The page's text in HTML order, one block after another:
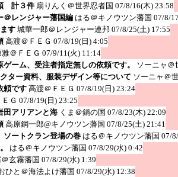
計３件 扇りんく＠世界忍者国 07/8/16(木) 23:58
＠レンジャー藩国編 はる＠キノウツン藩国 07/8/
す 城華一郎＠レンジャー連邦 07/8/25(土) 17:55
高渡＠ＦＥＧ 07/8/19(日) 4:05
雅＠ＦＥＧ 07/9/11(火) 11:14
ーム、受注者指定無しの依頼です。
ソーニャ＠
ター資料、服装デザイン等について ソーニャ＠
頼です 高渡＠ＦＥＧ 07/8/19(日) 23:24
Ｇ 07/8/19(日) 23:25
田アリアンと海 くま＠鍋の国 07/8/23(木) 22:09
高原鋼一郎@キノウツン藩国 07/8/25(土) 21:41
ートクラン登場の巻 はる＠キノウツン藩国 07/
はる＠キノウツン藩国 07/8/29(水) 0:42
玄霧藩国 07/8/29(水) 1:39
ひと＠海法よけ藩国 07/8/29(水) 12:38